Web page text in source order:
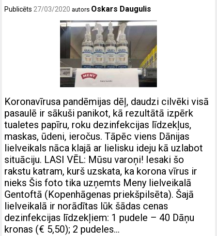
Publicēts 27/03/2020 autors Oskars Daugulis
Koronavīrusa pandēmijas dēļ, daudzi cilvēki visā
pasaulē ir sākuši panikot, kā rezultātā izpērk
tualetes papīru, roku dezinfekcijas līdzekļus,
maskas, ūdeni, ieročus. Tāpēc viens Dānijas
lielveikals nāca klajā ar lielisku ideju kā uzlabot
situāciju. LASI VĒL: Mūsu varoņi! Iesaki šo
rakstu katram, kurš uzskata, ka korona vīrus ir
nieks Šis foto tika uzņemts Meny lielveikalā
Gentoftā (Kopenhāgenas priekšpilsēta). Šajā
lielveikalā ir norādītas lūk šādas cenas
dezinfekcijas līdzekļiem: 1 pudele – 40 Dāņu
kronas (€ 5,50); 2 pudeles…